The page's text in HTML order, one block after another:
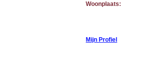
Woonplaats:
Mijn Profiel